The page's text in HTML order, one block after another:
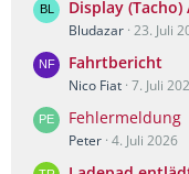
Display
Bludazar 23. Juli
Fahrtbericht
Nico Fiat 7. Juli
Fehlermeldung
Peter 4. Juli 2026